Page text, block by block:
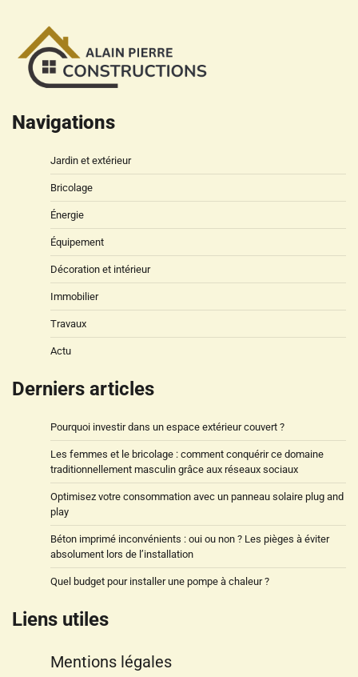
Navigations
Jardin et extérieur
Bricolage
Énergie
Équipement
Décoration et intérieur
Immobilier
Travaux
Actu
Derniers articles
Pourquoi investir dans un espace extérieur couvert ?
Les femmes et le bricolage : comment conquérir ce domaine
traditionnellement masculin grâce aux réseaux sociaux
Optimisez votre consommation avec un panneau solaire plug and
play
Béton imprimé inconvénients : oui ou non ? Les pièges à éviter
absolument lors de l’installation
Quel budget pour installer une pompe à chaleur ?
Liens utiles
Mentions légales